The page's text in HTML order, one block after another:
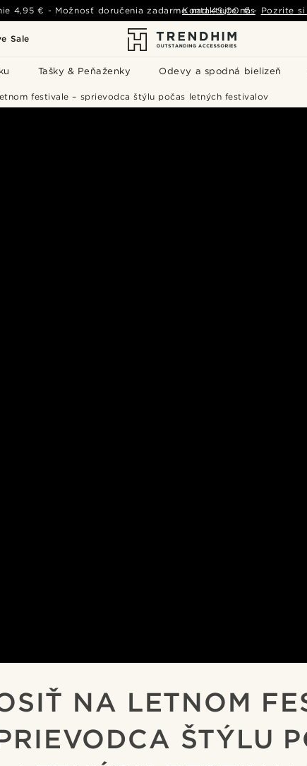
Sale
Tašky & Peňaženky Odevy a spodná bielizeň
4,95 € - Možnosť doručenia zadarmo nad 49,00 € - Pozrite
Kontaktujte nás
festivale – sprievodca štýlu počas letných festivalov
NA LETNOM
ŠTÝLU